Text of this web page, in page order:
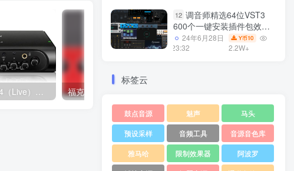
12 调音师精选64位VST3
600个一键安装插件包效果
器集合10G WiN
24年6月28日
23:32
Y币10
2.2W+
标签云
鼓点音源 魅声
马头
预设采样
音频工具
音源音色库
雅马哈
限制效果器
阿波罗